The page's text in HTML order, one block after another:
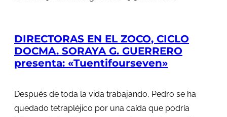
DIRECTORAS EN EL ZOCO, CICLO
DOCMA. SORAYA G. GUERRERO
presenta: «Tuentifourseven»
Después de toda la vida trabajando, Pedro se ha
quedado tetrapléjico por una caída que podría